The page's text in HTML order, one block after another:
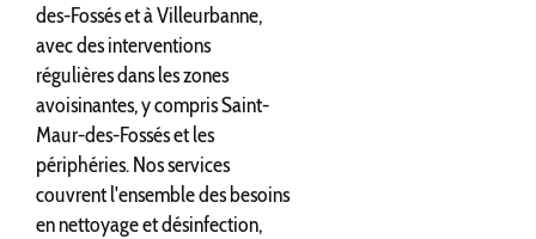
des-Fossés et à Villeurbanne,
avec des interventions
régulières dans les zones
avoisinantes, y compris Saint-
Maur-des-Fossés et les
périphéries. Nos services
couvrent l'ensemble des besoins
en nettoyage et désinfection,